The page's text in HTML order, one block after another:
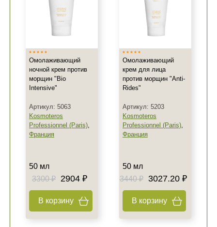
Омолаживающий
ночной крем против
морщин "Bio
Intensive"
Артикул: 5063
Kosmoteros
Professionnel (Paris),
Франция
50 мл
3300 ₽
2904 ₽
В корзину
Омолаживающий
крем для лица
против морщин "Anti-
Rides"
Артикул: 5203
Kosmoteros
Professionnel (Paris),
Франция
50 мл
3440 ₽
3027.20 ₽
В корзину